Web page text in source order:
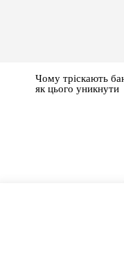
Чому тріскають
як цього уникнути